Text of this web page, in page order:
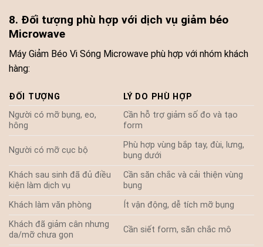
8. Đối tượng phù hợp với dịch vụ giảm béo
Microwave
Máy Giảm Béo Vi Sóng Microwave phù hợp với nhóm khách
hàng:
ĐỐI TƯỢNG
LÝ DO PHÙ HỢP
Người có mỡ bụng, eo,
hông
Cần hỗ trợ giảm số đo và tạo
form
Người có mỡ cục bộ
Phù hợp vùng bắp tay, đùi, lưng,
bụng dưới
Khách sau sinh đã đủ điều
kiện làm dịch vụ
Cần săn chắc và cải thiện vùng
bụng
Khách làm văn phòng
Ít vận động, dễ tích mỡ bụng
Khách đã giảm cân nhưng
da/mỡ chưa gọn
Cần siết form, săn chắc mô